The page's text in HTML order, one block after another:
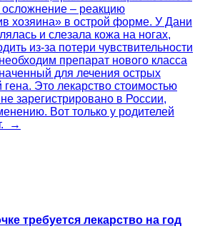
– реакцию
хозяина» в острой форме. У Дани
и слезала кожа на ногах,
из-за потери чувствительности
препарат нового класса
для лечения острых
гена. Это лекарство стоимостью
зарегистрировано в России,
Вот только у родителей
→
требуется лекарство на год